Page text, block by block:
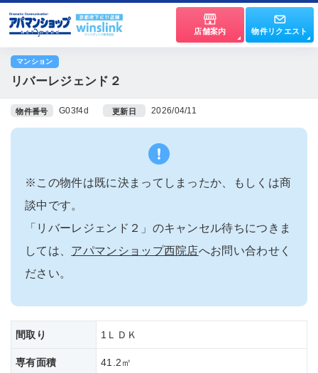
店舗案内 物件リクエスト
マンション
リバーレジェンド２
物件番号 G03f4d 更新日 2026/04/11
※この物件は既に決まってしまったか、もしくは商
談中です。
「リバーレジェンド２」のキャンセル待ちにつきま
しては、 アパマンショップ西院店へお問い合わせく
ださい。
間取り 1ＬＤＫ
専有面積 41.2㎡